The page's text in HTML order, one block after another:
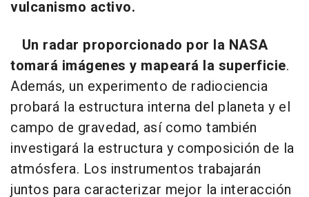
vulcanismo activo.
Un radar proporcionado por la NASA
tomará imágenes y mapeará la superficie.
Además, un experimento de radiociencia
probará la estructura interna del planeta y el
campo de gravedad, así como también
investigará la estructura y composición de la
atmósfera. Los instrumentos trabajarán
juntos para caracterizar mejor la interacción